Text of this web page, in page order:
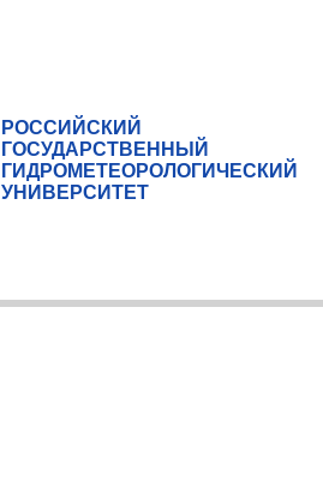
РОССИЙСКИЙ
ГОСУДАРСТВЕННЫЙ
ГИДРОМЕТЕОРОЛОГИЧЕСКИЙ
УНИВЕРСИТЕТ